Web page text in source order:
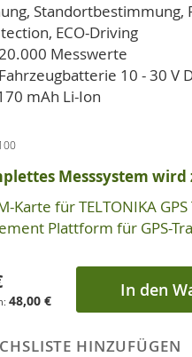
ECO-Driving
Messwerte
10 - 30 V
mAh Li-Ion
Messsystem
Karte für TELTONIKA
Plattform für GPS-
48,00 € In den
HINZUFÜGEN